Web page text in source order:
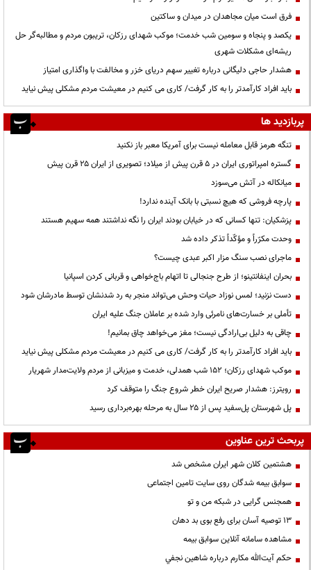
فرق است میان مجاهدان در میدان و ساکتین
یکصد و پنجاه و سومین شب خدمت؛ موکب شهدای رزکان، تریبون مردم و مطالبه‌گر حل
ریشه‌ای مشکلات شهری
هشدار حاجی دلیگانی درباره تغییر سهم دریای خزر و مخالفت با واگذاری امتیاز
باید افراد کارآمدتر را به کار گرفت/ کاری می کنیم در معیشت مردم مشکلی پیش نیاید
پربازدید ها
تنگه هرمز قابل معامله نیست برای آمریکا معبر باز نکنید
گستره امپراتوری ایران در ۵ قرن پیش از میلاد؛ تصویری از ایران ۲۵ قرن پیش
میانکاله در آتش می‌سوزد
پارچه فروشی که هیچ نسبتی با بانک آینده ندارد!
پزشکیان: تنها کسانی که در خیابان بودند ایران را نگه نداشتند همه سهیم هستند
وحدت مکرّراً و مؤکّداً تذکر داده شد
ماجرای نصب سنگ مزار اکبر عبدی چیست؟
بحران اینفانتینو؛ از طرح جنجالی تا اتهام باج‌خواهی و قربانی کردن اسپانیا
دست نزنید؛ لمس نوزاد حیات وحش می‌تواند منجر به رد شدنشان توسط مادرشان شود
تأملی بر خسارت‌های نامرئی وارد شده بر عاملان جنگ علیه ایران
چاقی به دلیل بی‌ارادگی نیست؛ مغز می‌خواهد چاق بمانیم!
باید افراد کارآمدتر را به کار گرفت/ کاری می کنیم در معیشت مردم مشکلی پیش نیاید
موکب شهدای رزکان؛ ۱۵۲ شب همدلی، خدمت و میزبانی از مردم ولایت‌مدار شهریار
رویترز: هشدار صریح ایران خطر شروع جنگ را متوقف کرد
پل شهرستان پل‌سفید پس از ۲۵ سال به مرحله بهره‌برداری رسید
پربحث ترین عناوین
هشتمین کلان شهر ایران مشخص شد
سوابق بیمه شدگان روی سایت تامین اجتماعی
همجنس گرایی در شبکه من و تو
13 توصیه آسان برای رفع بوی بد دهان
مشاهده سامانه آنلاين سوابق بیمه
حكم آيت‌الله مكارم درباره شاهين نجفي